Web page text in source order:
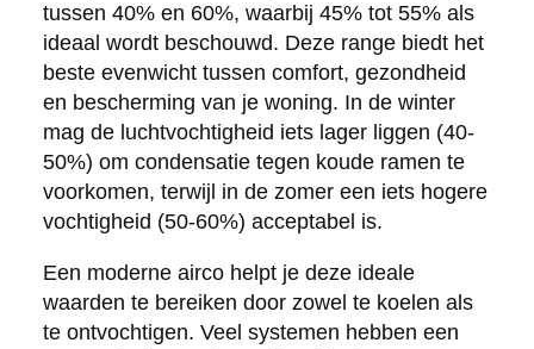
tussen 40% en 60%, waarbij 45% tot 55% als
ideaal wordt beschouwd. Deze range biedt het
beste evenwicht tussen comfort, gezondheid
en bescherming van je woning. In de winter
mag de luchtvochtigheid iets lager liggen (40-
50%) om condensatie tegen koude ramen te
voorkomen, terwijl in de zomer een iets hogere
vochtigheid (50-60%) acceptabel is.
Een moderne airco helpt je deze ideale
waarden te bereiken door zowel te koelen als
te ontvochtigen. Veel systemen hebben een